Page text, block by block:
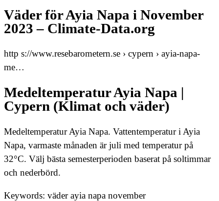
Väder för Ayia Napa i November
2023 – Climate-Data.org
http s://www.resebarometern.se › cypern › ayia-napa-
me…
Medeltemperatur Ayia Napa |
Cypern (Klimat och väder)
Medeltemperatur Ayia Napa. Vattentemperatur i Ayia
Napa, varmaste månaden är juli med temperatur på
32°C. Välj bästa semesterperioden baserat på soltimmar
och nederbörd.
Keywords: väder ayia napa november